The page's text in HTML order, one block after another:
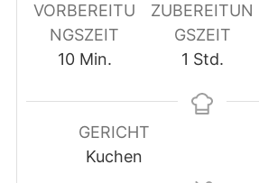
VORBEREITU
NGSZEIT
10Minuten
Min.
ZUBEREITUN
GSZEIT
1 Stunde
Std.
GERICHT
Kuchen